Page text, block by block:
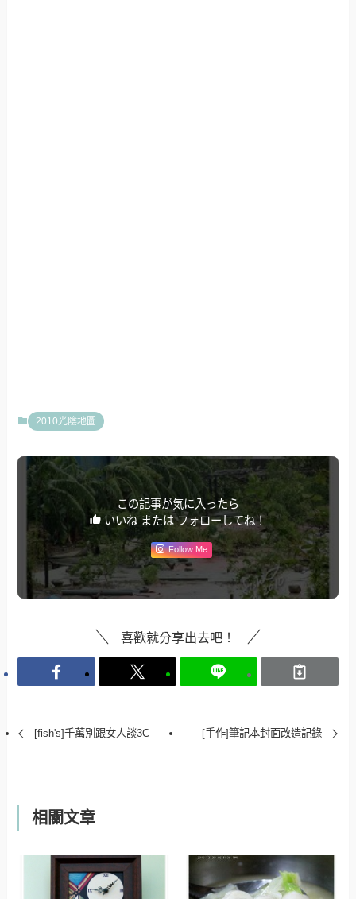
2010光陰地圖
この記事が気に入ったら
いいね または フォローしてね！
Follow Me
喜歡就分享出去吧！
[fish's]千萬別跟女人談3C [手作]筆記本封面改造記錄
相關文章